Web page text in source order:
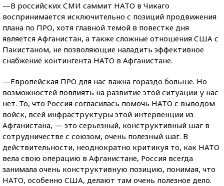
—В российских СМИ саммит НАТО в Чикаго
воспринимается исключительно с позиций продвижения
плана по ПРО, хотя главной темой в повестке дня
является Афганистан, а также сложные отношения США с
Пакистаном, не позволяющие наладить эффективное
снабжение контингента НАТО в Афганистане.
—Европейская ПРО для нас важна гораздо больше. Но
возможностей повлиять на развитие этой ситуации у нас
нет. То, что Россия согласилась помочь НАТО с выводом
войск, всей инфраструктуры этой интервенции из
Афганистана, — это серьезный, конструктивный шаг в
сотрудничестве с союзом, очень полезный шаг. В
действительности, неоднократно критикуя то, как НАТО
вела свою операцию в Афганистане, Россия всегда
занимала очень конструктивную позицию, понимая, что
НАТО, особенно США, делают там очень полезное дело.